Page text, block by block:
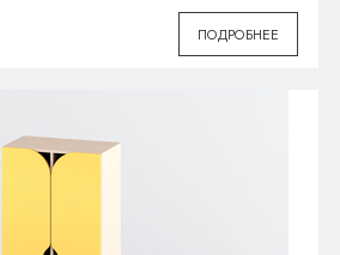
ПОДРОБНЕЕ